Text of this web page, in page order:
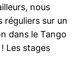
nous
réguliers sur un
dans le Tango
Les stages